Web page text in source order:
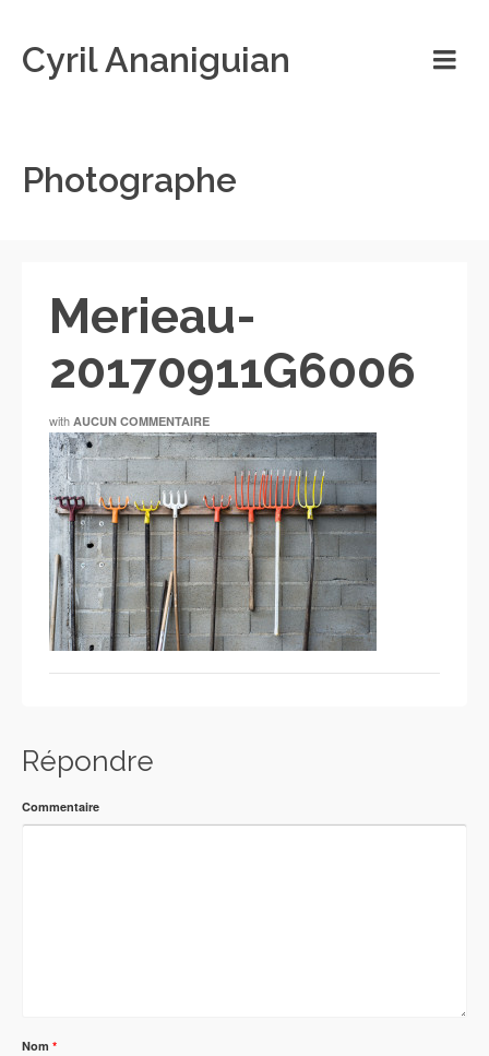
Cyril Ananiguian
Photographe
Merieau-
20170911G6006
with AUCUN COMMENTAIRE
Répondre
Commentaire
Nom *